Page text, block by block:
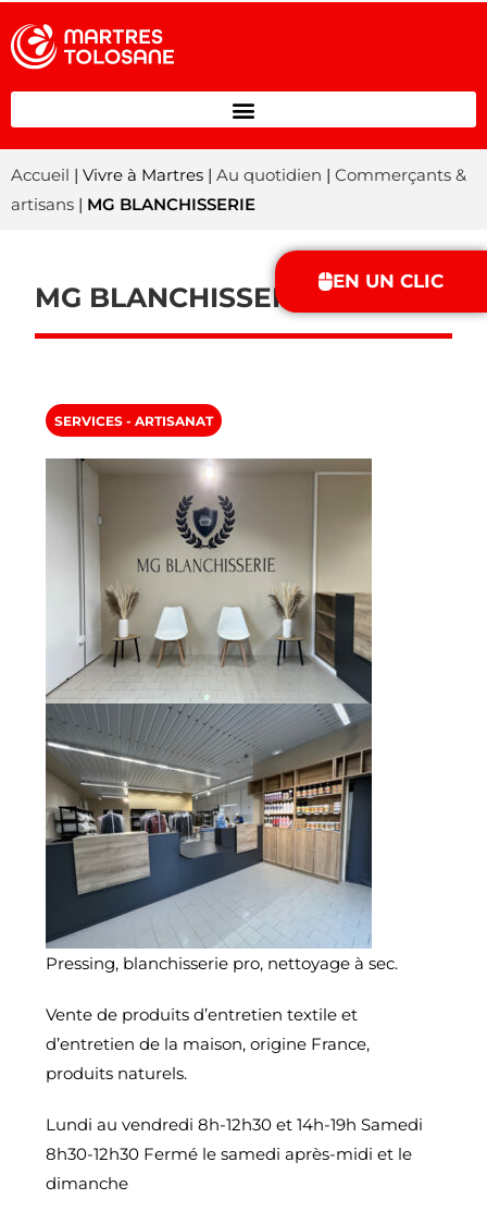
EN UN CLIC
Accueil | Vivre à Martres | Au quotidien | Commerçants &
artisans | MG BLANCHISSERIE
MG BLANCHISSERIE
SERVICES - ARTISANAT
Pressing, blanchisserie pro, nettoyage à sec.
Vente de produits d’entretien textile et
d’entretien de la maison, origine France,
produits naturels.
Lundi au vendredi 8h-12h30 et 14h-19h Samedi
8h30-12h30 Fermé le samedi après-midi et le
dimanche